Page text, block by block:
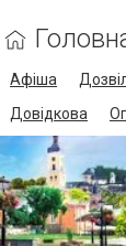
Афіша
Довідкова